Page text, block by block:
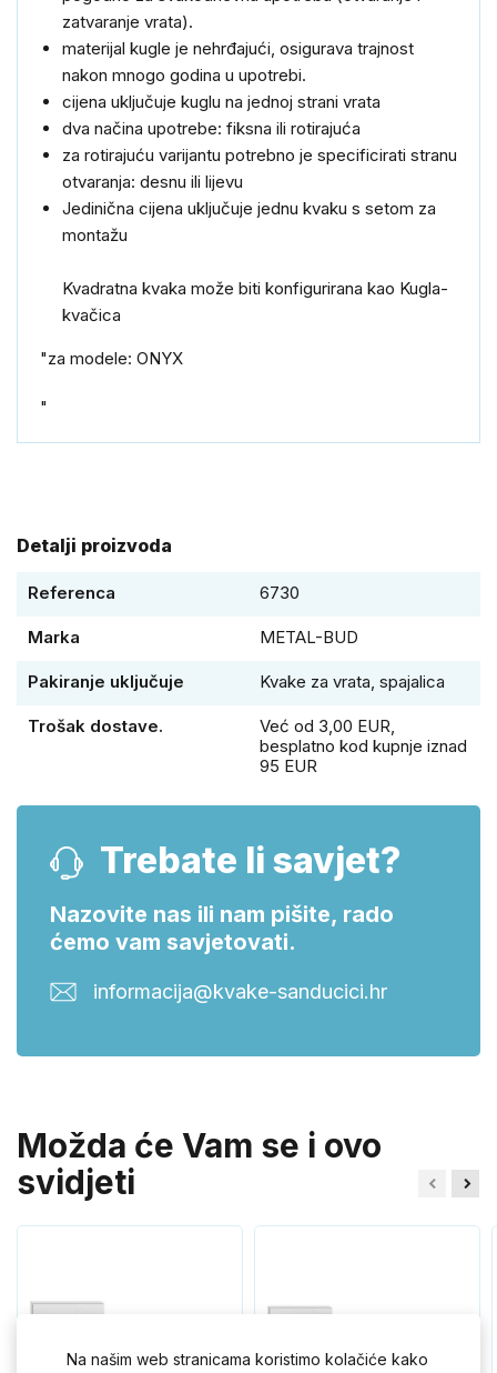
zatvaranje vrata).
materijal kugle je nehrđajući, osigurava trajnost
nakon mnogo godina u upotrebi.
cijena uključuje kuglu na jednoj strani vrata
dva načina upotrebe: fiksna ili rotirajuća
za rotirajuću varijantu potrebno je specificirati stranu
otvaranja: desnu ili lijevu
Jedinična cijena uključuje jednu kvaku s setom za
montažu
Kvadratna kvaka može biti konfigurirana kao Kugla-
kvačica
"za modele: ONYX
"
Detalji proizvoda
Referenca 6730
Marka METAL-BUD
Pakiranje uključuje Kvake za vrata, spajalica
Trošak dostave.
Već od 3,00 EUR,
besplatno kod kupnje iznad
95 EUR
Trebate li savjet?
Nazovite nas ili nam pišite, rado
ćemo vam savjetovati.
informacija@kvake-sanducici.hr
Možda će Vam se i ovo
svidjeti
Na našim web stranicama koristimo kolačiće kako